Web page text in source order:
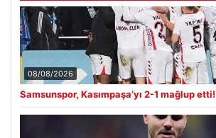
08/08/2026
Samsunspor, Kasımpaşa’yı 2-1 mağlup etti!